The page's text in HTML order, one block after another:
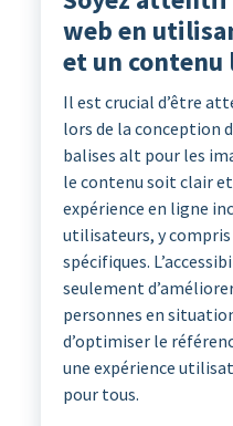
web en
et un contenu
Il est crucial d’être
lors de la conception
balises alt pour les
le contenu soit clair
expérience en ligne
utilisateurs, y compris
spécifiques.
seulement
personnes en
d’optimiser le
une expérience
pour tous.